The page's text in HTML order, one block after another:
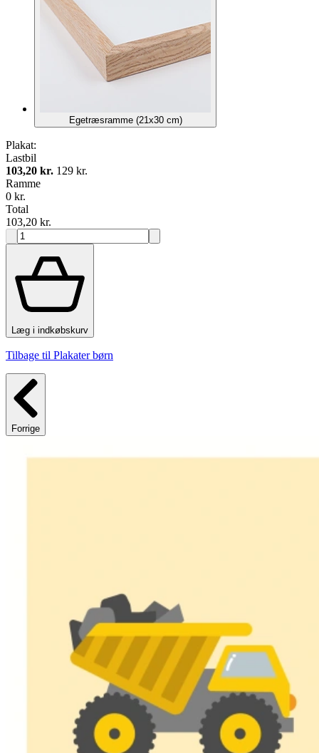
Egetræsramme (21x30 cm)
Plakat:
Lastbil
103,20 kr. 129 kr.
Ramme
0 kr.
Total
103,20 kr.
Læg i indkøbskurv
Tilbage til Plakater børn
Forrige